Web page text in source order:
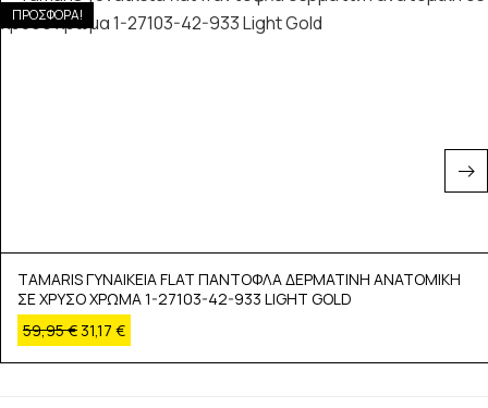
ΠΡΟΣΦΟΡΑ!
TAMARIS ΓΥΝΑΙΚΕΙΑ FLAT ΠΑΝΤΟΦΛΑ ΔΕΡΜΑΤΙΝΗ ΑΝΑΤΟΜΙΚΗ
ΣΕ ΧΡΥΣΟ ΧΡΩΜΑ 1-27103-42-933 LIGHT GOLD
59,95€ 31,17 €